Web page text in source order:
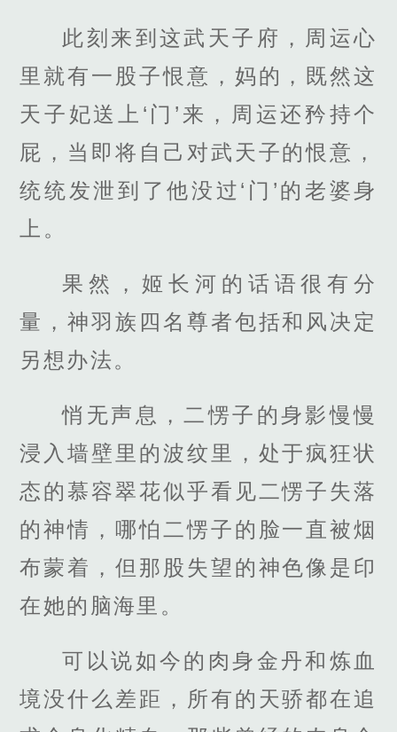
此刻来到这武天子府，周运心
里就有一股子恨意，妈的，既然这
天子妃送上‘门’来，周运还矜持个
屁，当即将自己对武天子的恨意，
统统发泄到了他没过‘门’的老婆身
上。
果然，姬长河的话语很有分
量，神羽族四名尊者包括和风决定
另想办法。
悄无声息，二愣子的身影慢慢
浸入墙壁里的波纹里，处于疯狂状
态的慕容翠花似乎看见二愣子失落
的神情，哪怕二愣子的脸一直被烟
布蒙着，但那股失望的神色像是印
在她的脑海里。
可以说如今的肉身金丹和炼血
境没什么差距，所有的天骄都在追